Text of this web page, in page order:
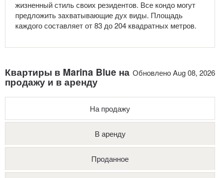
жизненный стиль своих резидентов. Все кондо могут
предложить захватывающие дух виды. Площадь
каждого составляет от 83 до 204 квадратных метров.
Обновлено Aug 08, 2026
Квартиры в Marina Blue на
продажу и в аренду
На продажу
В аренду
Проданное